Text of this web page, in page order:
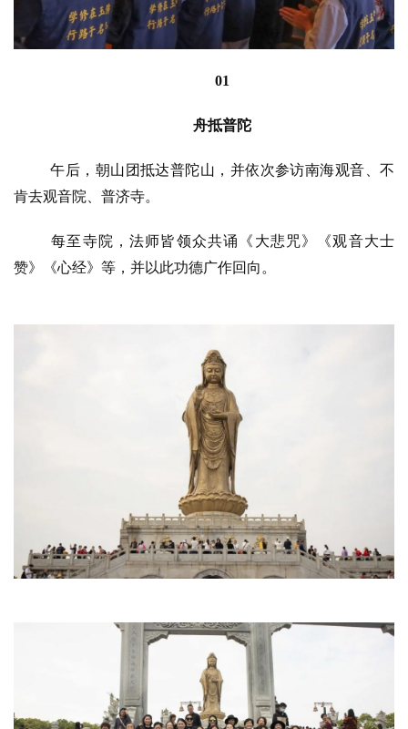
01
舟抵普陀
午后，朝山团抵达普陀山，并依次参访南海观音、不
肯去观音院、普济寺。
每至寺院，法师皆领众共诵《大悲咒》《观音大士
赞》《心经》等，并以此功德广作回向。